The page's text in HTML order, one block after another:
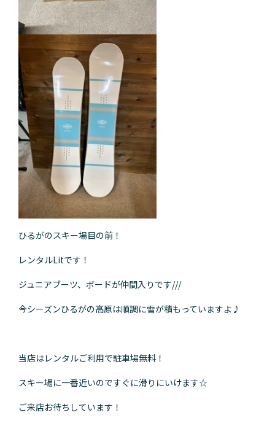
ひるがのスキー場目の前！
レンタルLitです！
ジュニアブーツ、ボードが仲間入りです///
今シーズンひるがの高原は順調に雪が積もっていますよ♪
当店はレンタルご利用で駐車場無料！
スキー場に一番近いのですぐに滑りにいけます☆
ご来店お待ちしています！